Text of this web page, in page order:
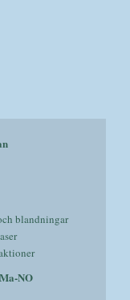
blandningar
NO